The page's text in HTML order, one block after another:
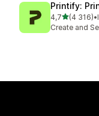
Printify:
4,7/ 5 tähteä
(4 316)
4316 •
Create and